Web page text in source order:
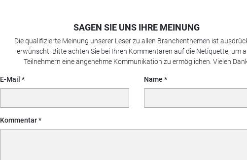
SAGEN SIE UNS IHRE MEINUNG
Die qualifizierte Meinung unserer Leser zu allen Branchenthemen ist
erwünscht. Bitte achten Sie bei Ihren Kommentaren auf die Netiquette, um
Teilnehmern eine angenehme Kommunikation zu ermöglichen. Vielen
E-Mail Name
Kommentar